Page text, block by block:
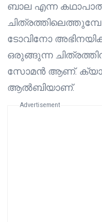
ബാല എന്ന
ടോവിനോ
ഒരുങ്ങുന്ന
സോമൻ ആണ്.
ആൽബിയാണ്.
Advertisement